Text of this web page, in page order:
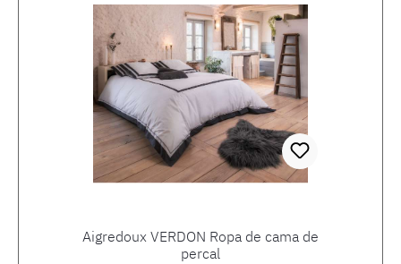
Aigredoux VERDON Ropa de cama de
percal